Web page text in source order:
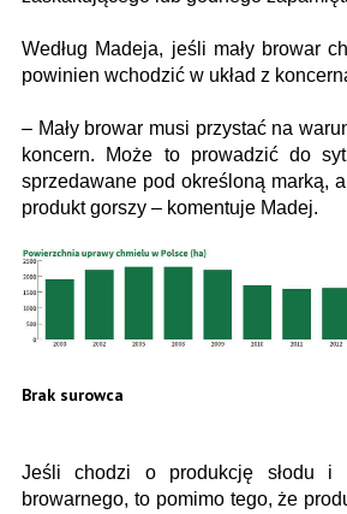
Według Madeja, jeśli mały browar
powinien wchodzić w układ z
– Mały browar musi przystać na
koncern. Może to prowadzić do
sprzedawane pod określoną marką,
produkt gorszy – komentuje Madej.
Brak surowca
Jeśli chodzi o produkcję słodu i
browarnego, to pomimo tego, że